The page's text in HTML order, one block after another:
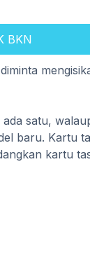
BKN
satu,
baru. Kartu
kartu